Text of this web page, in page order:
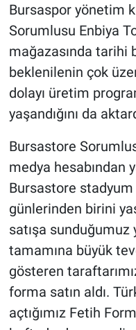
Bursaspor yönetim
Sorumlusu Enbiya
mağazasında tarihi
beklenilenin çok
dolayı üretim
yaşandığını da
Bursastore
medya hesabından
Bursastore
günlerinden birini
satışa sunduğumuz
tamamına büyük
gösteren
forma satın aldı.
açtığımız Fetih